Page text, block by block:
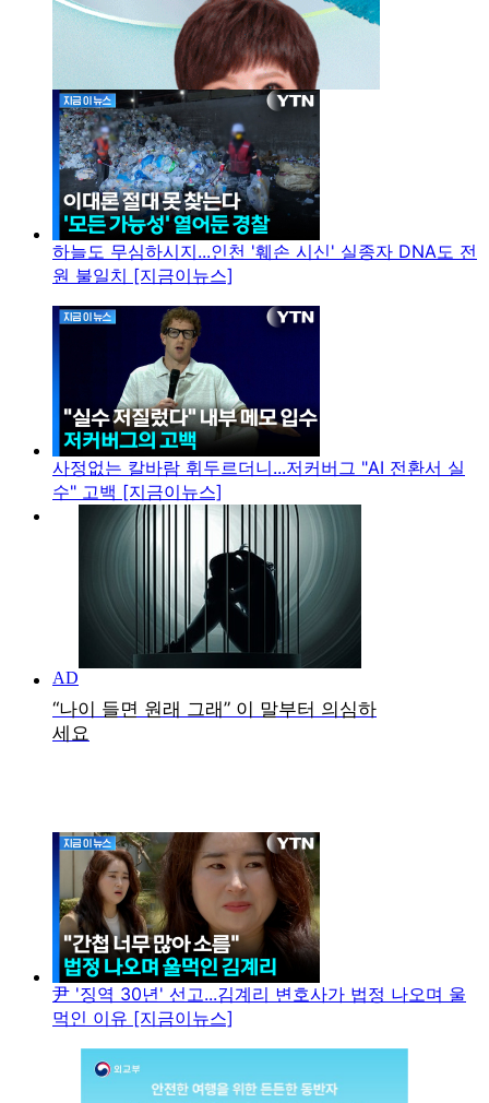
하늘도 무심하시지...인천 '훼손 시신' 실종자 DNA도 전
원 불일치 [지금이뉴스]
사정없는 칼바람 휘두르더니...저커버그 "AI 전환서 실
수" 고백 [지금이뉴스]
尹 '징역 30년' 선고...김계리 변호사가 법정 나오며 울
먹인 이유 [지금이뉴스]